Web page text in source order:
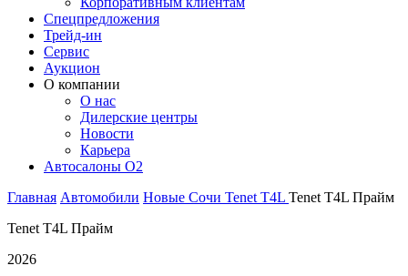
Спецпредложения
Трейд-ин
Сервис
Аукцион
О компании
О нас
Дилерские центры
Новости
Карьера
Автосалоны O2
Главная Автомобили Новые Сочи Tenet T4L Tenet T4L Прайм
Tenet T4L Прайм
2026